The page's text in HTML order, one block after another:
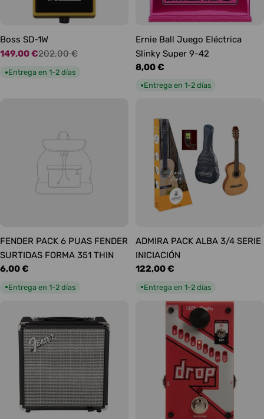
Boss SD-1W
Precio
de
149,00 €
Precio
habitual
202,00 €
●Entrega en 1-2 días
Ernie Ball Juego Eléctrica
Slinky Super 9-42
Precio
habitual
8,00 €
●Entrega en 1-2 días
FENDER PACK 6 PUAS FENDER
SURTIDAS FORMA 351 THIN
Precio
6,00 €
●Entrega en 1-2 días
ADMIRA PACK ALBA 3/4 SERIE
INICIACIÓN
Precio
122,00 €
●Entrega en 1-2 días